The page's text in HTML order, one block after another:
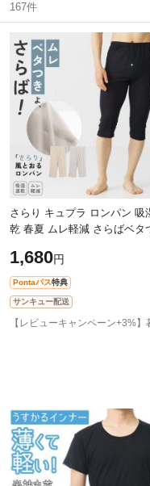
167件
さらり キュプラ ロンパン 吸
乾 春夏 ムレ軽減 さらばベタ
混 前開き 下着 パンツ インナ
1,680円
Pontaパス特典
サンキュー配送